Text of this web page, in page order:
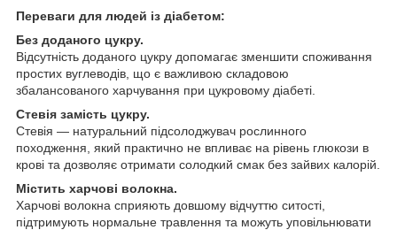
Переваги для людей із діабетом:
Без доданого цукру.
Відсутність доданого цукру допомагає зменшити споживання
простих вуглеводів, що є важливою складовою
збалансованого харчування при цукровому діабеті.
Стевія замість цукру.
Стевія — натуральний підсолоджувач рослинного
походження, який практично не впливає на рівень глюкози в
крові та дозволяє отримати солодкий смак без зайвих калорій.
Містить харчові волокна.
Харчові волокна сприяють довшому відчуттю ситості,
підтримують нормальне травлення та можуть уповільнювати